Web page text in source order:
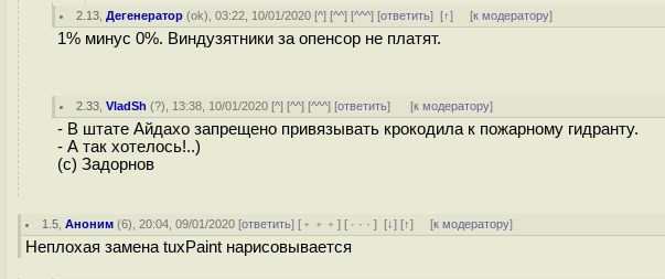
2.13 ,Дегенератор (ok), 03:22, 10/01/2020 [^] [^^] [^^^] [ответить][↑] [к модератору]
1% минус 0%. Виндузятники за опенсор не платят.
2.33 ,VladSh (?), 13:38, 10/01/2020 [^] [^^] [^^^] [ответить] [к модератору]
- В штате Айдахо запрещено привязывать крокодила к пожарному гидранту.
- А так хотелось!..)
(c) Задорнов
1.5 ,Аноним (6), 20:04, 09/01/2020 [ответить] [ ﹢﹢﹢] [ · · ·][↓] [↑] [к модератору]
Неплохая замена tuxPaint нарисовывается